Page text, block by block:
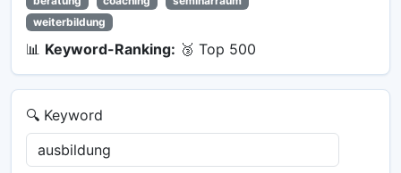
weiterbildung
📊 Keyword-Ranking: 🥉 Top 500
🔍 Keyword